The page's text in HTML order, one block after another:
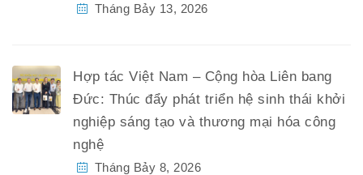
Tháng Bảy 13, 2026
Hợp tác Việt Nam – Cộng hòa Liên bang
Đức: Thúc đẩy phát triển hệ sinh thái khởi
nghiệp sáng tạo và thương mại hóa công
nghệ
Tháng Bảy 8, 2026